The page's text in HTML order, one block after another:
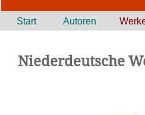
Start Autoren
Niederdeutsche